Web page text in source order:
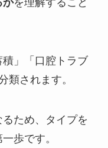
」「口腔トラブ
類されます。
ため、タイプを
歩です。